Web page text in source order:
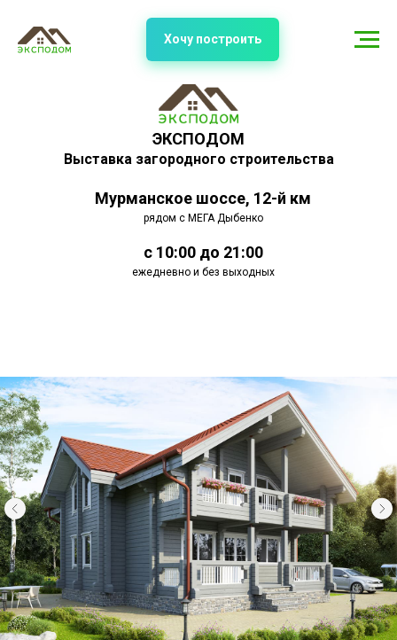
ЭКСПОДОМ
Выставка загородного строительства
Мурманское шоссе, 12-й км
рядом с МЕГА Дыбенко
с 10:00 до 21:00
ежедневно и без выходных
Хочу построить